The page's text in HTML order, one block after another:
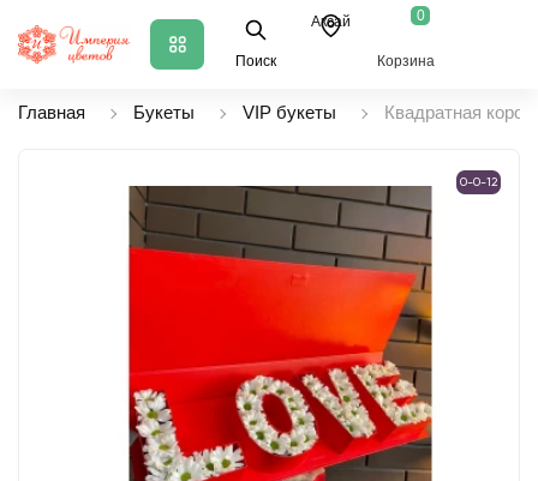
Поиск
Аксай 0
Корзина
Главная Букеты VIP букеты Квадратная
0-0-12